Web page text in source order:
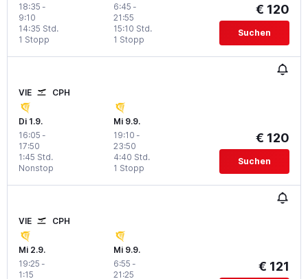
18:35 -
9:10
1 Stopp
14:35 Std.
6:45 -
21:55
1 Stopp
15:10 Std.
€ 120
Suchen
VIE CPH
Di 1.9.
16:05 -
17:50
Nonstop
1:45 Std.
Mi 9.9.
19:10 -
23:50
1 Stopp
4:40 Std.
€ 120
Suchen
VIE CPH
Mi 2.9.
19:25 -
1:15
Mi 9.9.
6:55 -
21:25
€ 121